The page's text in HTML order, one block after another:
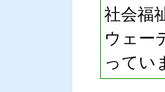
社会福
ウェー
ってい